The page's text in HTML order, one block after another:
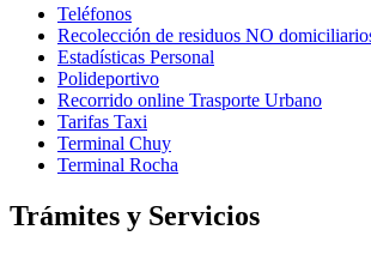
Teléfonos
Recolección de residuos NO
Estadísticas Personal
Polideportivo
Recorrido online Trasporte Urbano
Tarifas Taxi
Terminal Chuy
Terminal Rocha
Trámites y Servicios